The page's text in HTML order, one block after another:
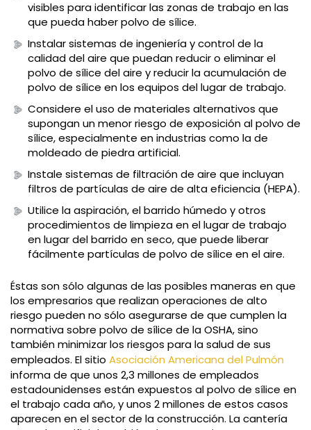
visibles para identificar las zonas de trabajo en las
que pueda haber polvo de sílice.
Instalar sistemas de ingeniería y control de la
calidad del aire que puedan reducir o eliminar el
polvo de sílice del aire y reducir la acumulación de
polvo de sílice en los equipos del lugar de trabajo.
Considere el uso de materiales alternativos que
supongan un menor riesgo de exposición al polvo de
sílice, especialmente en industrias como la de
moldeado de piedra artificial.
Instale sistemas de filtración de aire que incluyan
filtros de partículas de aire de alta eficiencia (HEPA).
Utilice la aspiración, el barrido húmedo y otros
procedimientos de limpieza en el lugar de trabajo
en lugar del barrido en seco, que puede liberar
fácilmente partículas de polvo de sílice en el aire.
Éstas son sólo algunas de las posibles maneras en que
los empresarios que realizan operaciones de alto
riesgo pueden no sólo asegurarse de que cumplen la
normativa sobre polvo de sílice de la OSHA, sino
también minimizar los riesgos para la salud de sus
empleados. El sitio Asociación Americana del Pulmón
informa de que unos 2,3 millones de empleados
estadounidenses están expuestos al polvo de sílice en
el trabajo cada año, y unos 2 millones de estos casos
aparecen en el sector de la construcción. La cantería